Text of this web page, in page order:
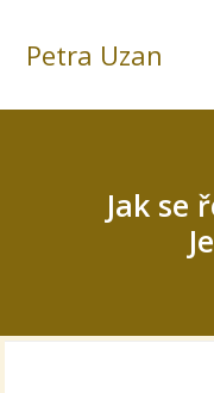
Petra Uzan
Jak se